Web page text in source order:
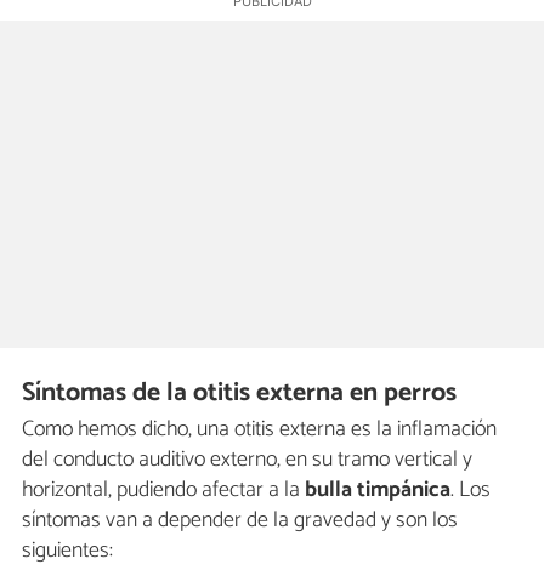
Síntomas de la otitis externa en perros
Como hemos dicho, una otitis externa es la inflamación
del conducto auditivo externo, en su tramo vertical y
horizontal, pudiendo afectar a la bulla timpánica. Los
síntomas van a depender de la gravedad y son los
siguientes: